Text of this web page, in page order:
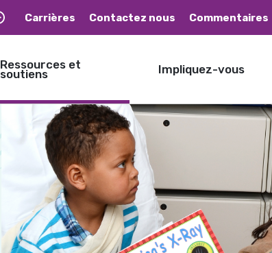
Carrières Contactez nous Commentaires
Ressources et
soutiens Impliquez-vous